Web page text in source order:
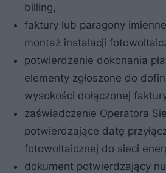
billing,
faktury lub paragony
montaż instalacji
potwierdzenie dokonania
elementy zgłoszone do
wysokości dołączonej
zaświadczenie Operatora
potwierdzające datę
fotowoltaicznej do sieci
dokument potwierdzający